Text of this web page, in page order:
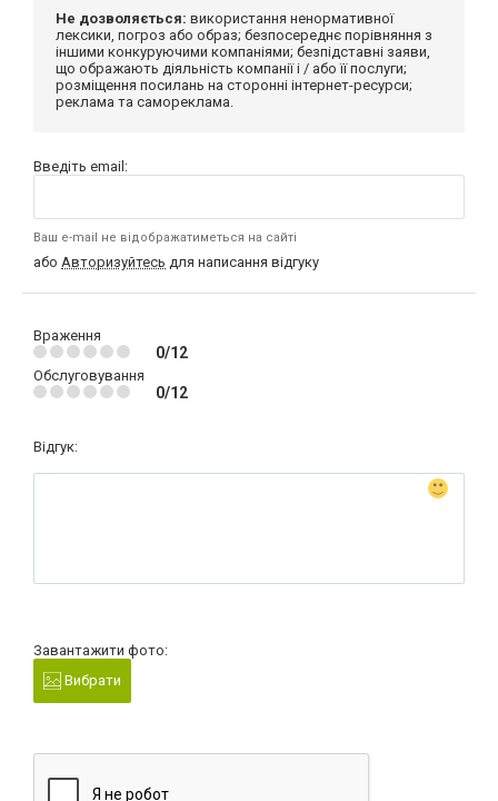
Не дозволяється: використання ненормативної
лексики, погроз або образ; безпосереднє порівняння з
іншими конкуруючими компаніями; безпідставні заяви,
що ображають діяльність компанії і / або її послуги;
розміщення посилань на сторонні інтернет-ресурси;
реклама та самореклама.
Введіть email:
Ваш e-mail не відображатиметься на сайті
або Авторизуйтесь для написання відгуку
Враження
0/12
Обслуговування
0/12
Відгук:
Завантажити фото:
Вибрати